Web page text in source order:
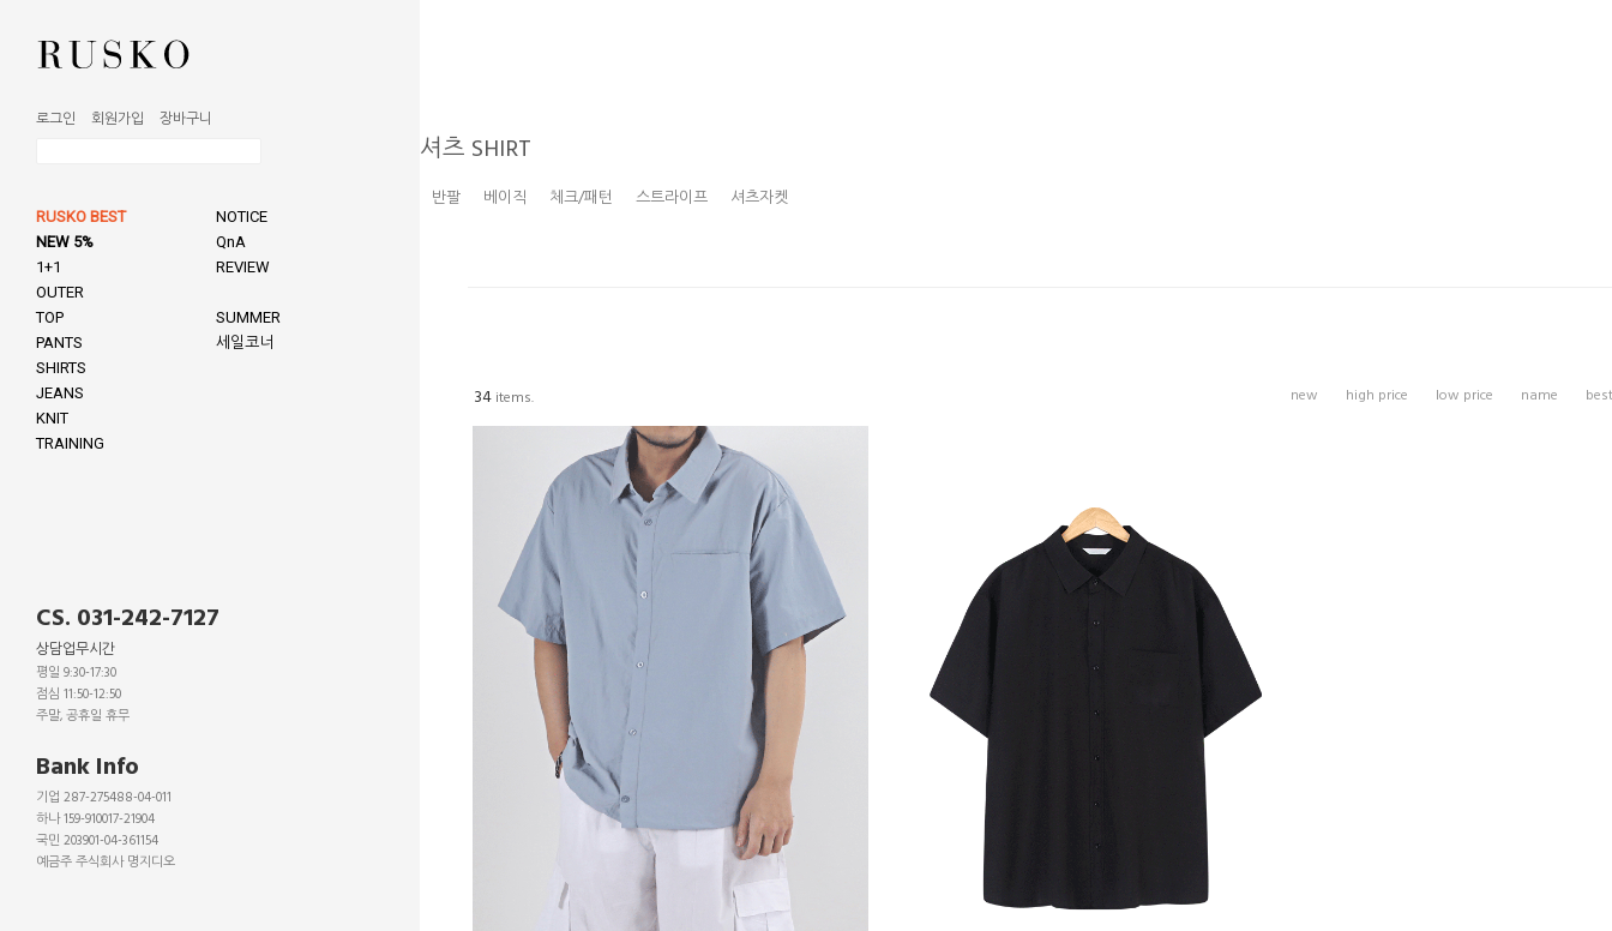
로그인 회원가입 장바구니
RUSKO BEST
NEW 5%
1+1
OUTER
TOP
PANTS
SHIRTS
JEANS
KNIT
TRAINING
NOTICE
QnA
REVIEW
SUMMER
세일코너
CS. 031-242-7127
상담업무시간
평일 9:30-17:30
점심 11:50-12:50
주말, 공휴일 휴무
Bank Info
기업 287-275488-04-011
하나 159-910017-21904
국민 203901-04-361154
예금주 주식회사 명지디오
셔츠 SHIRT
반팔 베이직 체크/패턴 스트라이프 셔츠자켓
new high price low price name best
34 items.